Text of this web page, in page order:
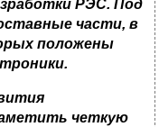
РЭС. Под
части, в
положены
.
четкую